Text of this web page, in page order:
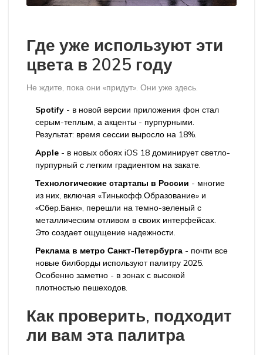
Где уже используют эти
цвета в 2025 году
Не ждите, пока они «придут». Они уже здесь.
Spotify - в новой версии приложения фон стал
серым-теплым, а акценты - пурпурными.
Результат: время сессии выросло на 18%.
Apple - в новых обоях iOS 18 доминирует светло-
пурпурный с легким градиентом на закате.
Технологические стартапы в России - многие
из них, включая «Тинькофф.Образование» и
«Сбер.Банк», перешли на темно-зеленый с
металлическим отливом в своих интерфейсах.
Это создает ощущение надежности.
Реклама в метро Санкт-Петербурга - почти все
новые билборды используют палитру 2025.
Особенно заметно - в зонах с высокой
плотностью пешеходов.
Как проверить, подходит
ли вам эта палитра